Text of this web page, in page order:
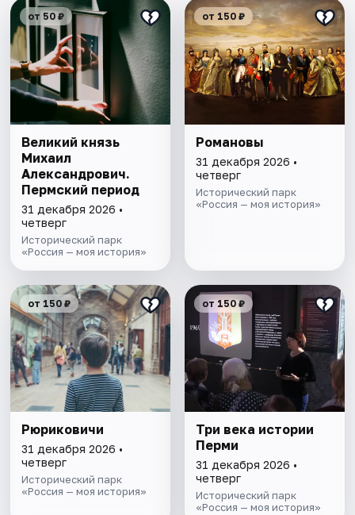
от 50 ₽
Великий князь
Михаил
Александрович.
Пермский период
31 декабря 2026 •
четверг
Исторический парк
«Россия — моя история»
от 150 ₽
Романовы
31 декабря 2026 •
четверг
Исторический парк
«Россия — моя история»
от 150 ₽
Рюриковичи
31 декабря 2026 •
четверг
Исторический парк
«Россия — моя история»
от 150 ₽
Три века истории
Перми
31 декабря 2026 •
четверг
Исторический парк
«Россия — моя история»